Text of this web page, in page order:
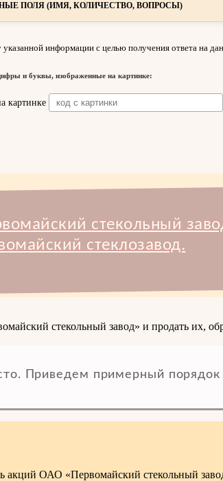
ПОЛЯ (ИМЯ, КОЛИЧЕСТВО, ВОПРОСЫ)
информации с целью получения ответа на
и буквы, изображенные на картинке:
стекольный
стеклозавод.
стекольный завод» и продать их,
Приведем примерный порядок
акций ОАО «Первомайский стекольный